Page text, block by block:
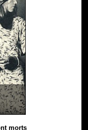
morts